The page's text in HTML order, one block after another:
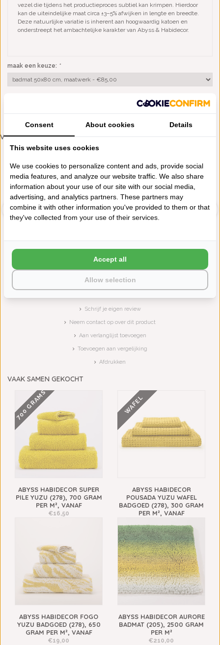
vezel die tijdens het productieproces subtiel kan krimpen. Hierdoor
kan de uiteindelijke maat circa ±3–5% afwijken in lengte en breedte.
Deze natuurlijke variatie is inherent aan hoogwaardig katoen en
onderstreept het ambachtelijke karakter van Abyss & Habidecor.
maak een keuze: *
TOEVOEGEN AAN WINKELWAGEN
VERGELIJKBARE PRODUCTEN
1200 GRAMS
ABYSS HABIDECOR DOUBLE
€85,00
1200 GRAMS
ABYSS HABIDECOR DOUBLE
€85,00
Schrijf je eigen review
Neem contact op over dit product
Aan verlanglijst toevoegen
Toevoegen aan vergelijking
Afdrukken
VAAK SAMEN GEKOCHT
700 GRAMS
ABYSS HABIDECOR SUPER
PILE YUZU (278), 700 GRAM
PER M², VANAF
€16,50
WAFEL
ABYSS HABIDECOR
POUSADA YUZU WAFEL
BADGOED (278), 300 GRAM
PER M², VANAF
ABYSS HABIDECOR FOGO
YUZU BADGOED (278), 650
GRAM PER M², VANAF
€19,00
ABYSS HABIDECOR AURORE
BADMAT (205), 2500 GRAM
PER M²
€210,00
Consent About cookies Details
This website uses cookies
We use cookies to personalize content and ads, provide social
media features, and analyze our website traffic. We also share
information about your use of our site with our social media,
advertising, and analytics partners. These partners may
combine it with other information you've provided to them or that
they've collected from your use of their services.
Allow selection
Accept all